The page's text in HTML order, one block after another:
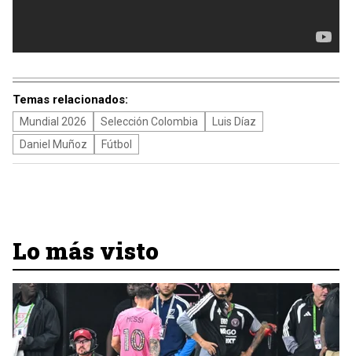
Temas relacionados:
Mundial 2026 Selección Colombia
Luis Díaz
Daniel Muñoz
Fútbol
Lo más visto